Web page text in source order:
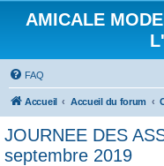
AMICALE
FAQ
Accueil Accueil du forum
JOURNEE DES
septembre 2019